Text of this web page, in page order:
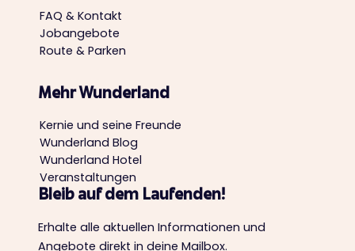
FAQ & Kontakt
Jobangebote
Route & Parken
Mehr Wunderland
Kernie und seine Freunde
Wunderland Blog
Wunderland Hotel
Veranstaltungen
Bleib auf dem Laufenden!
Erhalte alle aktuellen Informationen und
Angebote direkt in deine Mailbox.